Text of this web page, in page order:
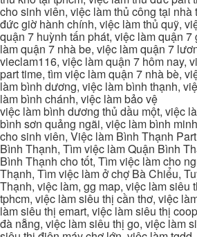
cho sinh viên, việc làm thủ công tại nhà
đức giờ hành chính, việc làm thủ quỹ,
quận 7 huỳnh tấn phát, việc làm quận
làm quận 7 nhà be, việc làm quận 7
vieclam116, việc làm quận 7 hôm nay,
part time, tìm việc làm quận 7 nhà bè,
làm bình dương, việc làm bình thạnh,
làm bình chánh, việc làm bảo vệ
việc làm bình dương thủ dầu một, việc
bình sơn quảng ngãi, việc làm bình
cho sinh viên, Việc làm Bình Thạnh
Bình Thạnh, Tìm việc làm Quận Bình
Bình Thạnh cho tốt, Tìm việc làm cho
Thạnh, Tìm việc làm ở chợ Bà Chiểu,
Thạnh, việc làm, gg map, việc làm siêu
tphcm, việc làm siêu thị cần thơ, việc
làm siêu thị emart, việc làm siêu thị
đà nẵng, việc làm siêu thị go, việc làm